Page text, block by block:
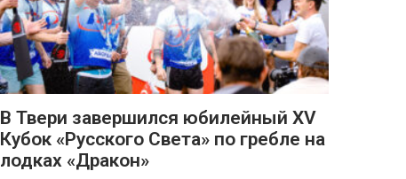
В Твери завершился юбилейный XV
Кубок «Русского Света» по гребле на
лодках «Дракон»